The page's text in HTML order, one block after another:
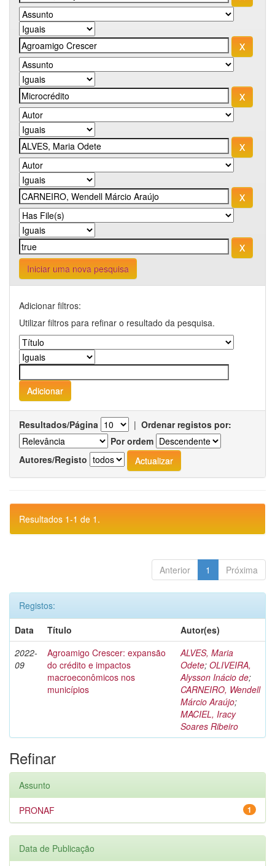
Iniciar uma nova pesquisa
Adicionar filtros:
Utilizar filtros para refinar o resultado da pesquisa.
Resultados/Página | Ordenar registos por:
Por ordem
Autores/Registo
Resultados 1-1 de 1.
Anterior 1 Próxima
Registos:
Data
Título
Autor(es)
2022-
09
Agroamigo Crescer: expansão
do crédito e impactos
macroeconômicos nos
municípios
ALVES, Maria
Odete; OLIVEIRA,
Alysson Inácio de;
CARNEIRO, Wendell
Márcio Araújo;
MACIEL, Iracy
Soares Ribeiro
Refinar
Assunto
1
PRONAF
Data de Publicação